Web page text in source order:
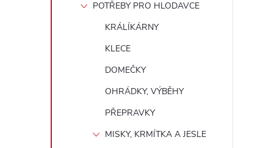
POTŘEBY PRO HLODAVCE
KRÁLÍKÁRNY
KLECE
DOMEČKY
OHRÁDKY, VÝBĚHY
PŘEPRAVKY
MISKY, KRMÍTKA A JESLE